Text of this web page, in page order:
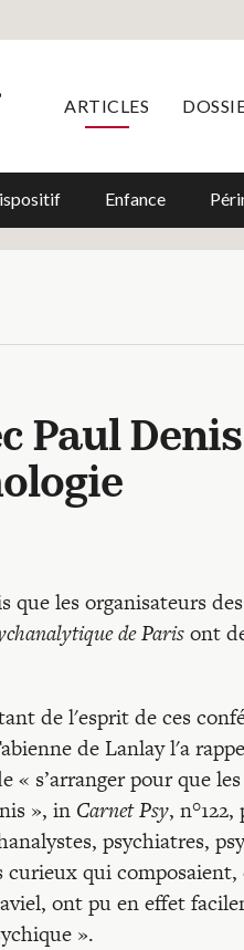
ARTICLES
Enfance
Paul
que les organisateurs
de Parisont
de l'esprit de ces
de Lanlay l'a
« s’arranger pour que
», in Carnet Psy,
psychiatres,
qui
ont pu en effet
».